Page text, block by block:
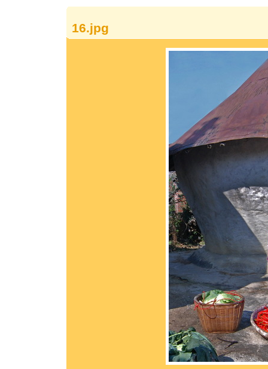
16.jpg